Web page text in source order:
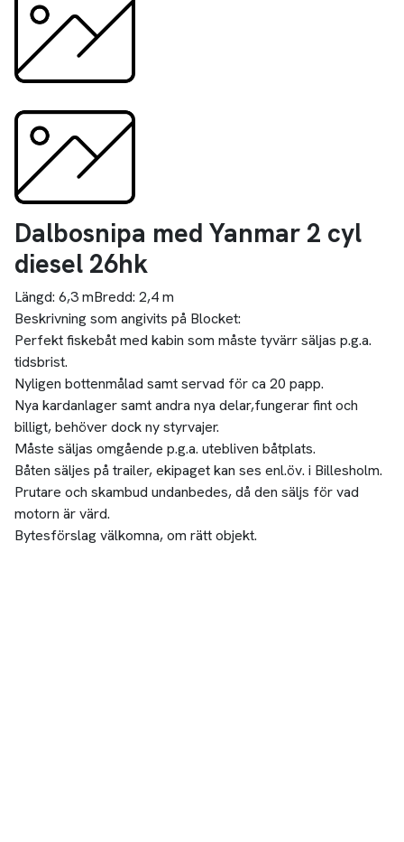
Dalbosnipa med Yanmar 2 cyl
diesel 26hk
Längd: 6,3 mBredd: 2,4 m
Beskrivning som angivits på Blocket:
Perfekt fiskebåt med kabin som måste tyvärr säljas p.g.a.
tidsbrist.
Nyligen bottenmålad samt servad för ca 20 papp.
Nya kardanlager samt andra nya delar,fungerar fint och
billigt, behöver dock ny styrvajer.
Måste säljas omgående p.g.a. utebliven båtplats.
Båten säljes på trailer, ekipaget kan ses enl.öv. i Billesholm.
Prutare och skambud undanbedes, då den säljs för vad
motorn är värd.
Bytesförslag välkomna, om rätt objekt.